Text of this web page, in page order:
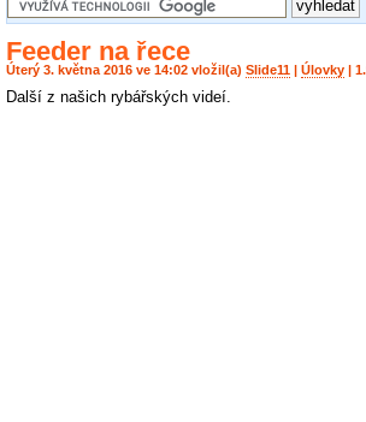
Feeder na řece
Úterý 3. května 2016 ve 14:02 vložil(a) Slide11 Úlovky |
Další z našich rybářských videí.